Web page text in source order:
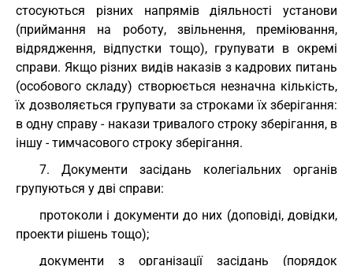
стосуються різних напрямів діяльності установи
(приймання на роботу, звільнення, преміювання,
відрядження, відпустки тощо), групувати в окремі
справи. Якщо різних видів наказів з кадрових питань
(особового складу) створюється незначна кількість,
їх дозволяється групувати за строками їх зберігання:
в одну справу - накази тривалого строку зберігання, в
іншу - тимчасового строку зберігання.
7. Документи засідань колегіальних органів
групуються у дві справи:
протоколи і документи до них (доповіді, довідки,
проекти рішень тощо);
документи з організації засідань (порядок